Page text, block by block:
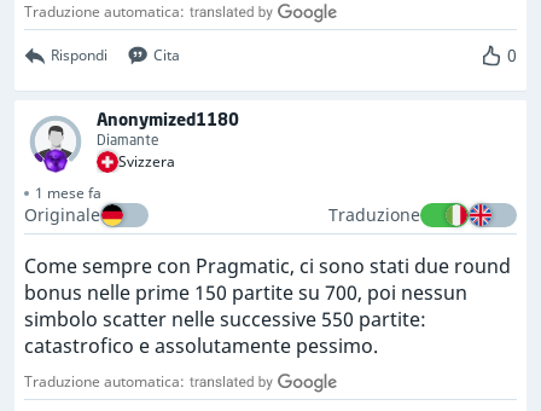
Traduzione automatica:
Rispondi Cita 0
Anonymized1180
Diamante
Svizzera
1 mese fa
Originale Traduzione
Come sempre con Pragmatic, ci sono stati due round
bonus nelle prime 150 partite su 700, poi nessun
simbolo scatter nelle successive 550 partite:
catastrofico e assolutamente pessimo.
Traduzione automatica: